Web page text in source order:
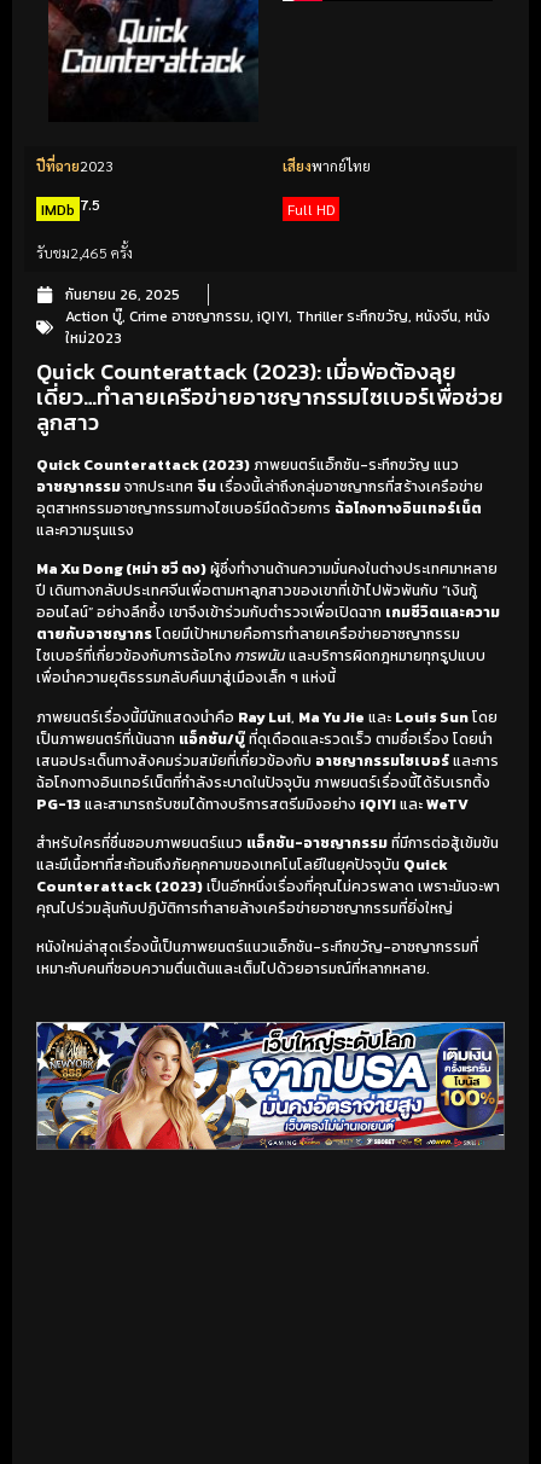
ปีที่ฉาย2023 เสียงพากย์ไทย
IMDb 7.5 Full HD
รับชม2,465 ครั้ง
กันยายน 26, 2025
Action บู๊, Crime อาชญากรรม, iQIYI, Thriller ระทึกขวัญ, หนังจีน, หนัง
ใหม่2023
Quick Counterattack (2023): เมื่อพ่อต้องลุย
เดี่ยว…ทำลายเครือข่ายอาชญากรรมไซเบอร์เพื่อช่วย
ลูกสาว
Quick Counterattack (2023)ภาพยนตร์แอ็กชัน-ระทึกขวัญ แนว
อาชญากรรมจากประเทศ จีนเรื่องนี้เล่าถึงกลุ่มอาชญากรที่สร้างเครือข่าย
อุตสาหกรรมอาชญากรรมทางไซเบอร์มืดด้วยการ ฉ้อโกงทางอินเทอร์เน็ต
และความรุนแรง
Ma Xu Dong (หม่า ซวี ตง)ผู้ซึ่งทำงานด้านความมั่นคงในต่างประเทศมาหลาย
ปี เดินทางกลับประเทศจีนเพื่อตามหาลูกสาวของเขาที่เข้าไปพัวพันกับ “เงินกู้
ออนไลน์” อย่างลึกซึ้ง เขาจึงเข้าร่วมกับตำรวจเพื่อเปิดฉาก เกมชีวิตและความ
ตายกับอาชญากรโดยมีเป้าหมายคือการทำลายเครือข่ายอาชญากรรม
ไซเบอร์ที่เกี่ยวข้องกับการฉ้อโกง การพนันและบริการผิดกฎหมายทุกรูปแบบ
เพื่อนำความยุติธรรมกลับคืนมาสู่เมืองเล็ก ๆ แห่งนี้
ภาพยนตร์เรื่องนี้มีนักแสดงนำคือ Ray Lui, Ma Yu Jie และ Louis Sunโดย
เป็นภาพยนตร์ที่เน้นฉาก แอ็กชัน/บู๊ที่ดุเดือดและรวดเร็ว ตามชื่อเรื่อง โดยนำ
เสนอประเด็นทางสังคมร่วมสมัยที่เกี่ยวข้องกับ อาชญากรรมไซเบอร์และการ
ฉ้อโกงทางอินเทอร์เน็ตที่กำลังระบาดในปัจจุบัน ภาพยนตร์เรื่องนี้ได้รับเรทติ้ง
PG-13และสามารถรับชมได้ทางบริการสตรีมมิงอย่าง iQIYIและWeTV
สำหรับใครที่ชื่นชอบภาพยนตร์แนว แอ็กชัน-อาชญากรรมที่มีการต่อสู้เข้มข้น
และมีเนื้อหาที่สะท้อนถึงภัยคุกคามของเทคโนโลยีในยุคปัจจุบัน Quick
Counterattack (2023)เป็นอีกหนึ่งเรื่องที่คุณไม่ควรพลาด เพราะมันจะพา
คุณไปร่วมลุ้นกับปฏิบัติการทำลายล้างเครือข่ายอาชญากรรมที่ยิ่งใหญ่
หนังใหม่ล่าสุดเรื่องนี้เป็นภาพยนตร์แนวแอ็กชัน-ระทึกขวัญ-อาชญากรรมที่
เหมาะกับคนที่ชอบความตื่นเต้นและเต็มไปด้วยอารมณ์ที่หลากหลาย.